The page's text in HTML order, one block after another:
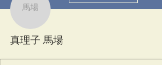
真理子 馬場